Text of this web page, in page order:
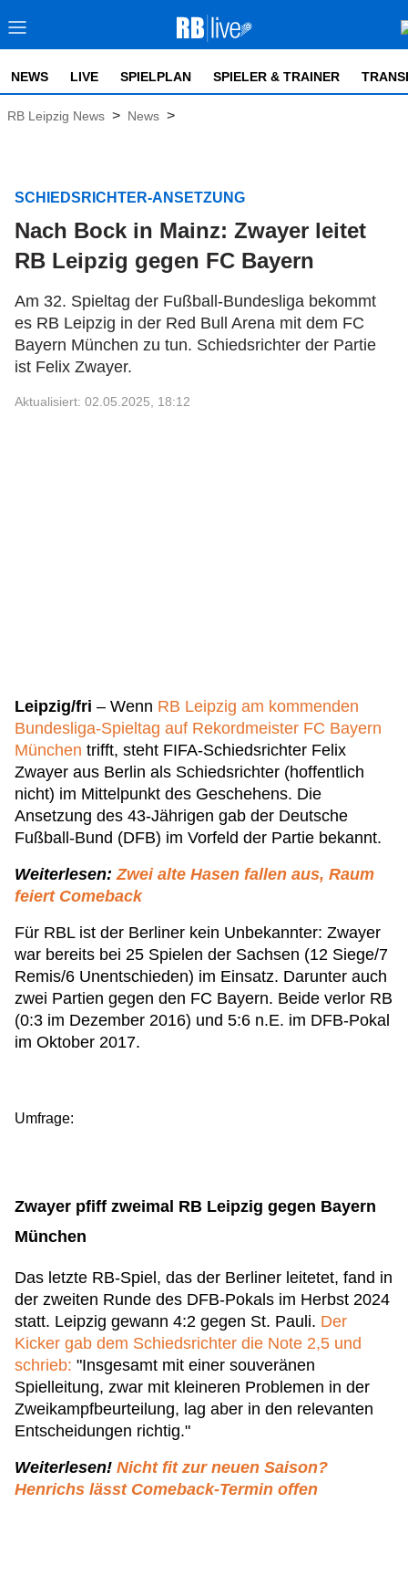
NEWS LIVE SPIELPLAN SPIELER & TRAINER
RB Leipzig News > News >
SCHIEDSRICHTER-ANSETZUNG
Nach Bock in Mainz: Zwayer leitet
RB Leipzig gegen FC Bayern
Am 32. Spieltag der Fußball-Bundesliga bekommt
es RB Leipzig in der Red Bull Arena mit dem FC
Bayern München zu tun. Schiedsrichter der Partie
ist Felix Zwayer.
Aktualisiert: 02.05.2025, 18:12
Leipzig/fri – Wenn RB Leipzig am kommenden
Bundesliga-Spieltag auf Rekordmeister FC Bayern
München trifft, steht FIFA-Schiedsrichter Felix
Zwayer aus Berlin als Schiedsrichter (hoffentlich
nicht) im Mittelpunkt des Geschehens. Die
Ansetzung des 43-Jährigen gab der Deutsche
Fußball-Bund (DFB) im Vorfeld der Partie bekannt.
Weiterlesen:Zwei alte Hasen fallen aus, Raum
feiert Comeback
Für RBL ist der Berliner kein Unbekannter: Zwayer
war bereits bei 25 Spielen der Sachsen (12 Siege/7
Remis/6 Unentschieden) im Einsatz. Darunter auch
zwei Partien gegen den FC Bayern. Beide verlor RB
(0:3 im Dezember 2016) und 5:6 n.E. im DFB-Pokal
im Oktober 2017.
Umfrage:
Zwayer pfiff zweimal RB Leipzig gegen Bayern
München
Das letzte RB-Spiel, das der Berliner leitetet, fand in
der zweiten Runde des DFB-Pokals im Herbst 2024
statt. Leipzig gewann 4:2 gegen St. Pauli. Der
Kicker gab dem Schiedsrichter die Note 2,5 und
schrieb: "Insgesamt mit einer souveränen
Spielleitung, zwar mit kleineren Problemen in der
Zweikampfbeurteilung, lag aber in den relevanten
Entscheidungen richtig."
Weiterlesen! Nicht fit zur neuen Saison?
Henrichs lässt Comeback-Termin offen